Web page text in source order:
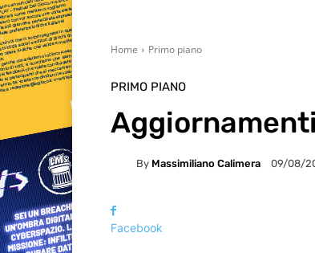
Home Primo piano
PRIMO PIANO
By Massimiliano Calimera 09/08/
Facebook